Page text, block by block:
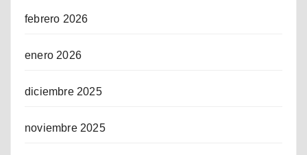
febrero 2026
enero 2026
diciembre 2025
noviembre 2025